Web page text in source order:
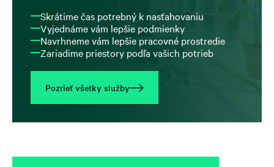
Skrátime čas potrebný k nasťahovaniu
Vyjednáme vám lepšie podmienky
Navrhneme vám lepšie pracovné prostredie
Zariadime priestory podľa vašich potrieb
Pozrieť všetky služby